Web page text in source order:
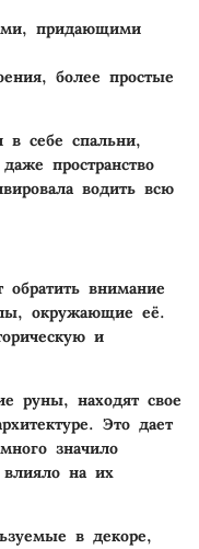
придающими
более простые
в себе спальни,
пространство
водить всю
обратить внимание
окружающие её.
и
руны, находят свое
Это дает
значило
на их
в декоре,